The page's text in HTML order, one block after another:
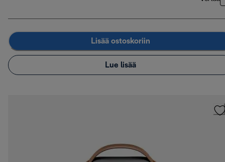
Lisää ostoskoriin
Lue lisää